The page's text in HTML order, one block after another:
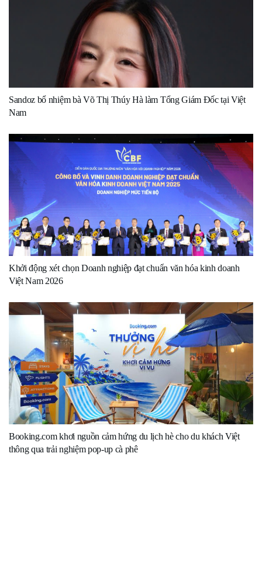
Sandoz bổ nhiệm bà Võ Thị Thúy Hà làm Tổng Giám Đốc tại Việt
Nam
Khởi động xét chọn Doanh nghiệp đạt chuẩn văn hóa kinh doanh
Việt Nam 2026
Booking.com khơi nguồn cảm hứng du lịch hè cho du khách Việt
thông qua trải nghiệm pop-up cà phê